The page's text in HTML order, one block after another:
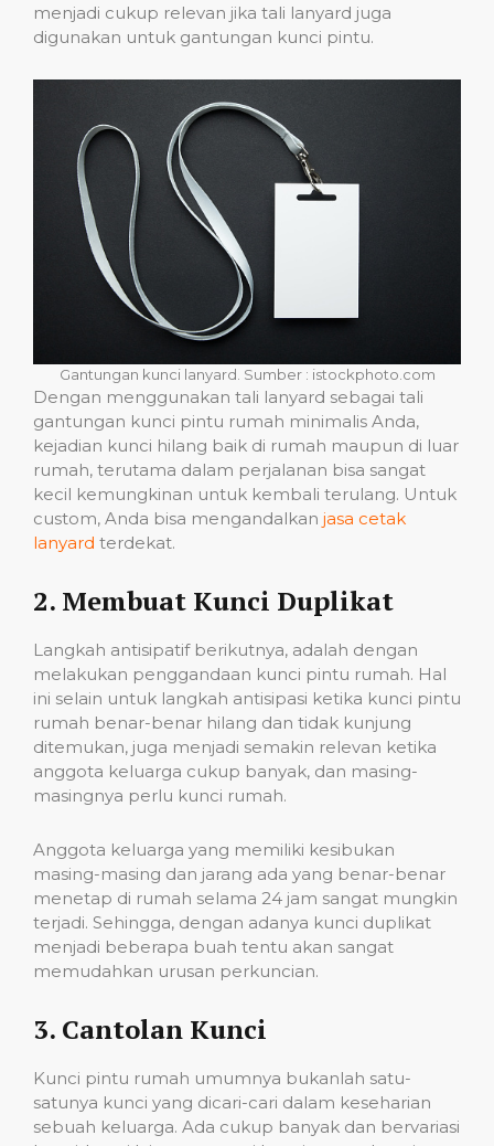
menjadi cukup relevan jika tali lanyard juga
digunakan untuk gantungan kunci pintu.
Gantungan kunci lanyard. Sumber : istockphoto.com
Dengan menggunakan tali lanyard sebagai tali
gantungan kunci pintu rumah minimalis Anda,
kejadian kunci hilang baik di rumah maupun di luar
rumah, terutama dalam perjalanan bisa sangat
kecil kemungkinan untuk kembali terulang. Untuk
custom, Anda bisa mengandalkan jasa cetak
lanyard terdekat.
2. Membuat Kunci Duplikat
Langkah antisipatif berikutnya, adalah dengan
melakukan penggandaan kunci pintu rumah. Hal
ini selain untuk langkah antisipasi ketika kunci pintu
rumah benar-benar hilang dan tidak kunjung
ditemukan, juga menjadi semakin relevan ketika
anggota keluarga cukup banyak, dan masing-
masingnya perlu kunci rumah.
Anggota keluarga yang memiliki kesibukan
masing-masing dan jarang ada yang benar-benar
menetap di rumah selama 24 jam sangat mungkin
terjadi. Sehingga, dengan adanya kunci duplikat
menjadi beberapa buah tentu akan sangat
memudahkan urusan perkuncian.
3. Cantolan Kunci
Kunci pintu rumah umumnya bukanlah satu-
satunya kunci yang dicari-cari dalam keseharian
sebuah keluarga. Ada cukup banyak dan bervariasi